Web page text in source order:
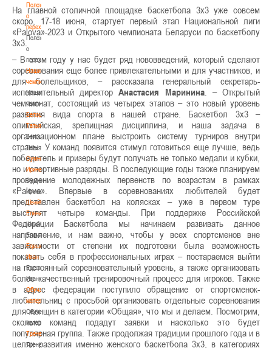
Положение
о
переходах
Положение
о
переходах
Наши
чемпионы
Наши
чемпионы
Белошапко
Татьяна
Белошапко
Татьяна
Сумникова
Ирина
Сумникова
Ирина
Швайбович
Елена
Швайбович
Елена
Едешко
Иван
Едешко
Иван
Обучающие
материалы
Обучающие
материалы
Тренерам
Тренерам
На главной столичной площадке баскетбола 3х3 уже совсем
скоро, 17-18 июня, стартует первый этап Национальной лиги
«Palova»-2023 и Открытого чемпионата Беларуси по баскетболу
3х3.
– В этом году у нас будет ряд нововведений, который сделают
соревнования еще более привлекательными и для участников, и
для болельщиков, – рассказала генеральный секретарь-
исполнительный директорАнастасия Маринина. – Открытый
чемпионат, состоящий из четырех этапов – это новый уровень
развития вида спорта в нашей стране. Баскетбол 3х3 –
олимпийская, зрелищная дисциплина, и наша задача в
организационном плане выстроить систему турниров внутри
страны. У команд появится стимул готовиться еще лучше, ведь
победитель и призеры будут получать не только медали и кубки,
но и спортивные разряды. В последующие годы также планируем
проведение молодежных первенств по возрастам в рамках
«Palova». Впервые в соревнованиях любителей будет
представлен баскетбол на колясках – уже в первом туре
выступят четыре команды. При поддержке Российской
Федерации Баскетбола мы начинаем развивать данное
направление, и нам важно, чтобы у всех спортсменов вне
зависимости от степени их подготовки была возможность
показать себя в профессиональных играх – постараемся выйти
на постоянный соревновательный уровень, а также организовать
более качественный тренировочный процесс для игроков. Также
в адрес федерации поступило обращение от спортсменок-
любительниц с просьбой организовать отдельные соревнования
для женщин в категории «Общая», что мы и делаем. Посмотрим,
сколько команд подадут заявки и насколько это будет
популярная группа. Также продолжая традиции прошлого года и в
целях развития именно женского баскетбола 3х3, в категориях